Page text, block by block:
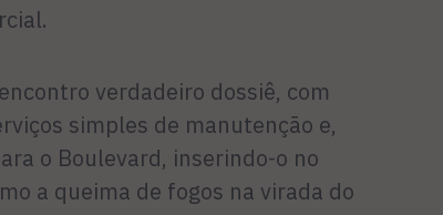
verdadeiro dossiê, com
simples de manutenção e,
o Boulevard, inserindo-o no
a queima de fogos na virada do